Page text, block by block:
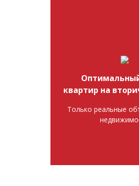
квартир на
Только реальные